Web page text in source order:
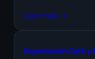
Leer más →
Exportación Café y